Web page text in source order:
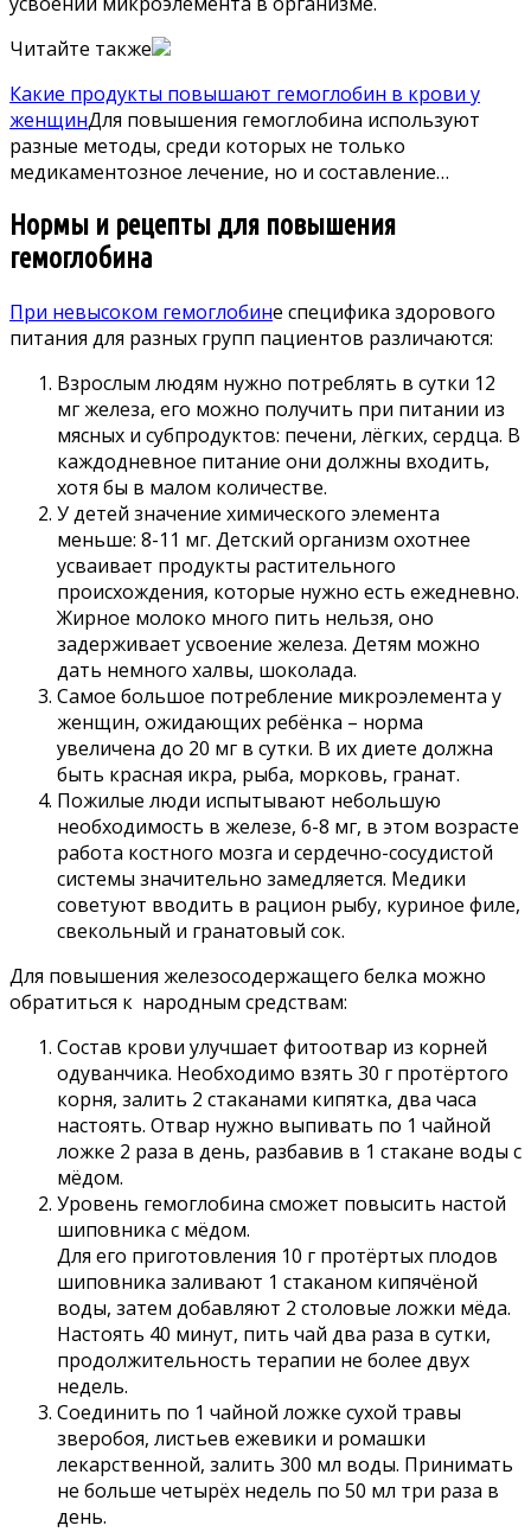
Читайте также
Какие продукты повышают гемоглобин в крови у
женщинДля повышения гемоглобина используют
разные методы, среди которых не только
медикаментозное лечение, но и составление…
Нормы и рецепты для повышения
гемоглобина
При невысоком гемоглобине специфика здорового
питания для разных групп пациентов различаются:
Взрослым людям нужно потреблять в сутки 12
мг железа, его можно получить при питании из
мясных и субпродуктов: печени, лёгких, сердца. В
каждодневное питание они должны входить,
хотя бы в малом количестве.
У детей значение химического элемента
меньше: 8-11 мг. Детский организм охотнее
усваивает продукты растительного
происхождения, которые нужно есть ежедневно.
Жирное молоко много пить нельзя, оно
задерживает усвоение железа. Детям можно
дать немного халвы, шоколада.
Самое большое потребление микроэлемента у
женщин, ожидающих ребёнка – норма
увеличена до 20 мг в сутки. В их диете должна
быть красная икра, рыба, морковь, гранат.
Пожилые люди испытывают небольшую
необходимость в железе, 6-8 мг, в этом возрасте
работа костного мозга и сердечно-сосудистой
системы значительно замедляется. Медики
советуют вводить в рацион рыбу, куриное филе,
свекольный и гранатовый сок.
Для повышения железосодержащего белка можно
обратиться к народным средствам:
Состав крови улучшает фитоотвар из корней
одуванчика. Необходимо взять 30 г протёртого
корня, залить 2 стаканами кипятка, два часа
настоять. Отвар нужно выпивать по 1 чайной
ложке 2 раза в день, разбавив в 1 стакане воды с
мёдом.
Уровень гемоглобина сможет повысить настой
шиповника с мёдом.
Для его приготовления 10 г протёртых плодов
шиповника заливают 1 стаканом кипячёной
воды, затем добавляют 2 столовые ложки мёда.
Настоять 40 минут, пить чай два раза в сутки,
продолжительность терапии не более двух
недель.
Соединить по 1 чайной ложке сухой травы
зверобоя, листьев ежевики и ромашки
лекарственной, залить 300 мл воды. Принимать
не больше четырёх недель по 50 мл три раза в
день.